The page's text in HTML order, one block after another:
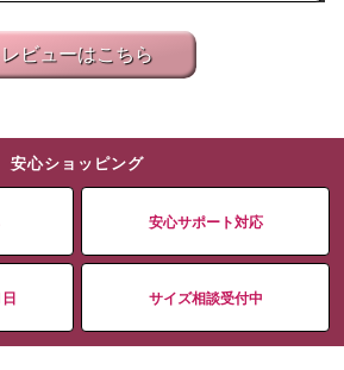
レビューはこちら
安心ショッピング
安心サポート対応
サイズ相談受付中